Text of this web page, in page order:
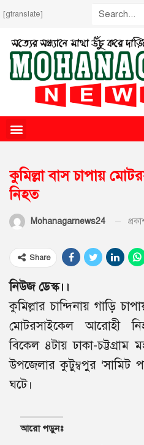
[gtranslate]
কুমিল্লা বাস চাপায়
নিহত
Mohanagarnews24
Share
নিউজ ডেস্ক।।
কুমিল্লার চান্দিনায় গাড়ি
মোটরসাইকেল আরোহী
বিকেল ৪টায় ঢাকা-চট্টগ্রাম
উপজেলার কুটুম্বপুর ‘সামিট
ঘটে।
আরো পড়ুনঃ